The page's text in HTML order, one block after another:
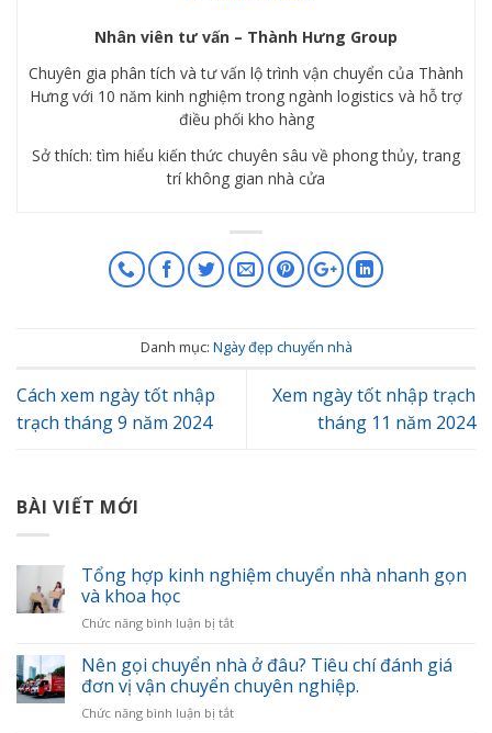
Nhân viên tư vấn – Thành Hưng Group
Chuyên gia phân tích và tư vấn lộ trình vận chuyển của Thành
Hưng với 10 năm kinh nghiệm trong ngành logistics và hỗ trợ
điều phối kho hàng
Sở thích: tìm hiểu kiến thức chuyên sâu về phong thủy, trang
trí không gian nhà cửa
Danh mục: Ngày đẹp chuyển nhà
Cách xem ngày tốt nhập
trạch tháng 9 năm 2024
Xem ngày tốt nhập trạch
tháng 11 năm 2024
BÀI VIẾT MỚI
Tổng hợp kinh nghiệm chuyển nhà nhanh gọn
và khoa học
Chức năng bình luận bị tắtở
hợp
kinh
nghiệm
chuyển
Nên gọi chuyển nhà ở đâu? Tiêu chí đánh giá
đơn vị vận chuyển chuyên nghiệp.
Chức năng bình luận bị tắtở